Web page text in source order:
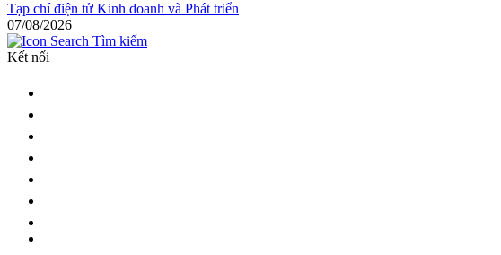
Tạp chí điện tử Kinh doanh và Phát triển
07/08/2026
Tìm kiếm
Kết nối